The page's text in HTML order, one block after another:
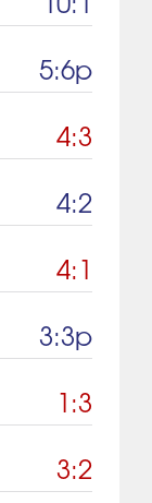
5:6p
4:3
4:2
4:1
3:3p
1:3
3:2